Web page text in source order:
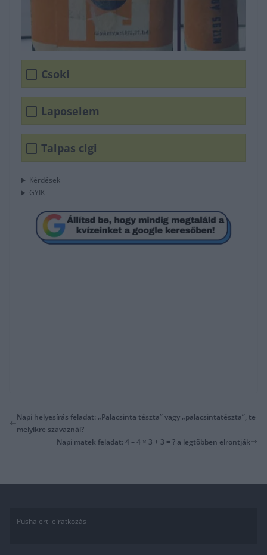
Csoki
Laposelem
Talpas cigi
Kérdések
GYIK
Napi helyesírás feladat: „Palacsinta tészta” vagy „palacsintatészta”, te
melyikre szavaznál?
Napi matek feladat: 4 – 4 × 3 + 3 = ? a legtöbben elrontják
Pushalert leíratkozás